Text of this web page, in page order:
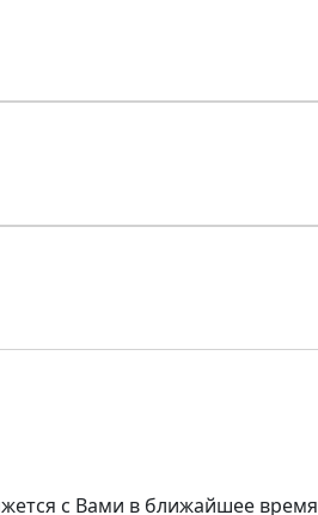
с Вами в ближайшее время